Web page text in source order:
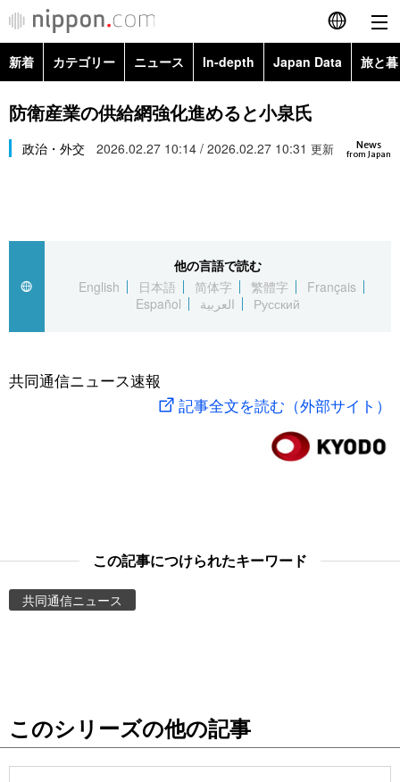
English
简体字
繁體字
العربية
社会
旅と暮らし
東京
新着 カテゴリー ニュース In-depth Japan Data 旅と
政治・外交
経済・ビジネス
社会
文化
科学・技術
暮らし
Images
お知らせ
防衛産業の供給網強化進めると小泉氏
News
from Japan
政治・外交 2026.02.27 10:14 / 2026.02.27 10:31 更新
他の言語で読む
English
日本語 简体字 繁體字
Français
Español
العربية Русский
共同通信ニュース速報
記事全文を読む（外部サイト）
この記事につけられたキーワード
共同通信ニュース
このシリーズの他の記事